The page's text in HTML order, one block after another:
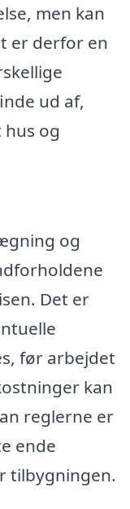
men kan
er derfor en
ud af,
og
og
Det er
før arbejdet
kan
reglerne er
ende
tilbygningen.